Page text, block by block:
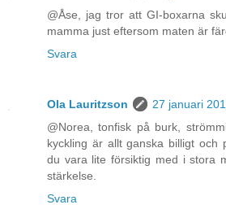
@Åse, jag tror att GI-boxarna
mamma just eftersom maten är
Svara
Ola Lauritzson
27 januari
@Norea, tonfisk på burk,
kyckling är allt ganska billigt och
du vara lite försiktig med i stora
stärkelse.
Svara